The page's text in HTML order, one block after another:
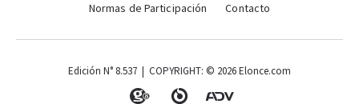
Normas de Participación
Contacto
Edición N° 8.537 | COPYRIGHT: © 2026 Elonce.com